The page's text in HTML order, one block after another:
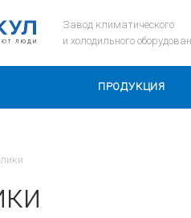
Завод климатического
и холодильного
ПРОДУКЦИЯ